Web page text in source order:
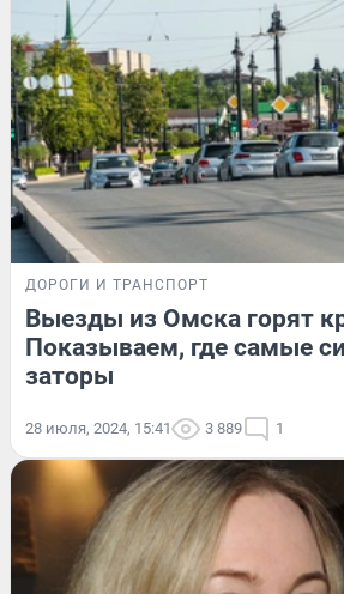
ДОРОГИ И ТРАНСПОРТ
Выезды из Омска горят
Показываем, где самые
заторы
28 июля, 2024, 15:41 3 889 1